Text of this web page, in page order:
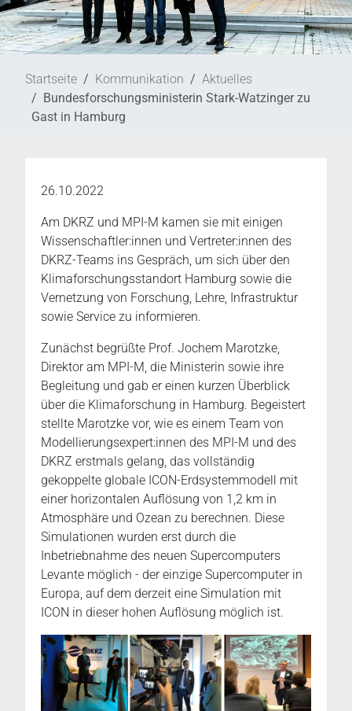
Startseite Kommunikation
Aktuelles
Bundesforschungsministerin Stark-Watzinger zu
Gast in Hamburg
26.10.2022
Am DKRZ und MPI-M kamen sie mit einigen
Wissenschaftler:innen und Vertreter:innen des
DKRZ-Teams ins Gespräch, um sich über den
Klimaforschungsstandort Hamburg sowie die
Vernetzung von Forschung, Lehre, Infrastruktur
sowie Service zu informieren.
Zunächst begrüßte Prof. Jochem Marotzke,
Direktor am MPI-M, die Ministerin sowie ihre
Begleitung und gab er einen kurzen Überblick
über die Klimaforschung in Hamburg. Begeistert
stellte Marotzke vor, wie es einem Team von
Modellierungsexpert:innen des MPI-M und des
DKRZ erstmals gelang, das vollständig
gekoppelte globale ICON-Erdsystemmodell mit
einer horizontalen Auflösung von 1,2 km in
Atmosphäre und Ozean zu berechnen. Diese
Simulationen wurden erst durch die
Inbetriebnahme des neuen Supercomputers
Levante möglich - der einzige Supercomputer in
Europa, auf dem derzeit eine Simulation mit
ICON in dieser hohen Auflösung möglich ist.